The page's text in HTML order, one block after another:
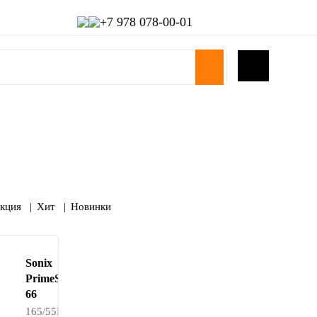
+7 978 078-00-01
Хит Новинки
Sonix
PrimeStar
66
165/55R15